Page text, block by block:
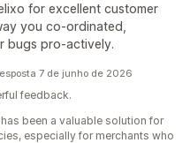
for excellent customer
you co-ordinated,
bugs pro-actively.
7 de junho de 2026
feedback.
been a valuable solution for
especially for merchants who